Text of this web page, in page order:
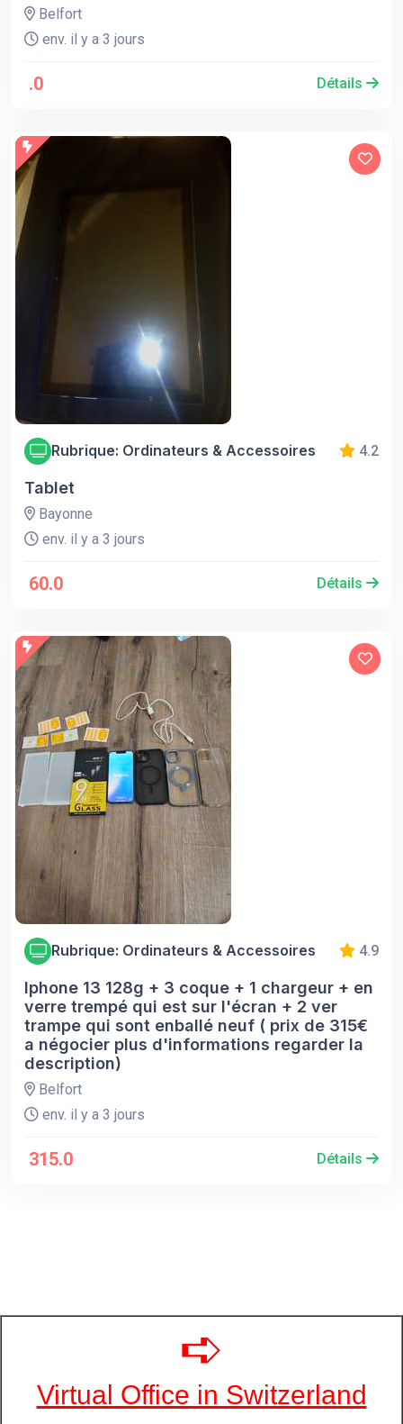
Belfort
env. il y a 3 jours
.0 Détails
Rubrique: Ordinateurs & Accessoires 4.2
Tablet
Bayonne
env. il y a 3 jours
60.0 Détails
Rubrique: Ordinateurs & Accessoires 4.9
Iphone 13 128g + 3 coque + 1 chargeur + en
verre trempé qui est sur l'écran + 2 ver
trampe qui sont enballé neuf ( prix de 315€
a négocier plus d'informations regarder la
description)
Belfort
env. il y a 3 jours
315.0 Détails